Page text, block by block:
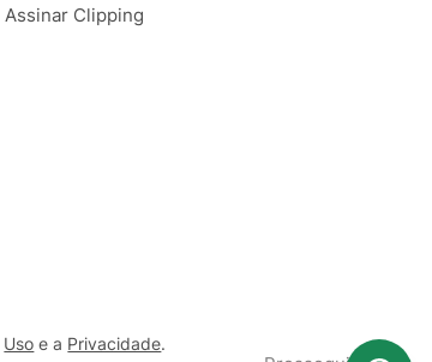
Assinar Clipping
Uso e a Privacidade.